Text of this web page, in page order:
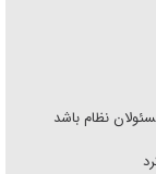
نظام باشد